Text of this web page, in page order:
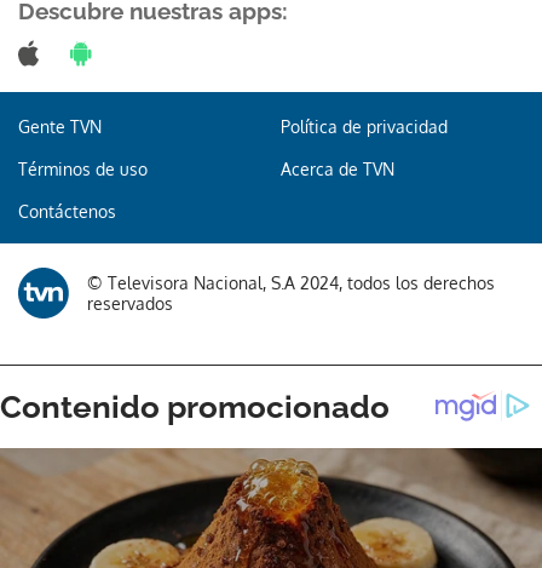
Descubre nuestras apps:
Gente TVN Política de privacidad
Términos de uso Acerca de TVN
Contáctenos
© Televisora Nacional, S.A 2024, todos los derechos
reservados